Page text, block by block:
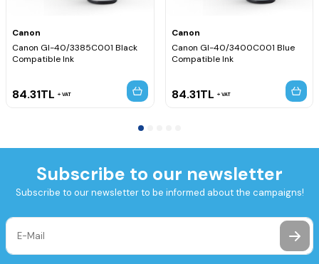
Canon
Canon GI-40/3385C001 Black
Compatible Ink
84.31TL VAT
Canon
Canon GI-40/3400C001 Blue
Compatible Ink
84.31TL VAT
Subscribe to our newsletter
Subscribe to our newsletter to be informed about the campaigns!